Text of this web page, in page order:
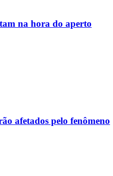
na hora do aperto
afetados pelo fenômeno